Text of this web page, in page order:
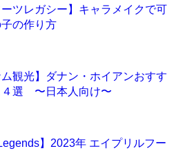
ーツレガシー】キャラメイクで可
の作り方
ム観光】ダナン・ホイアンおすす
４選 〜日本人向け〜
】2023年 エイプリルフー